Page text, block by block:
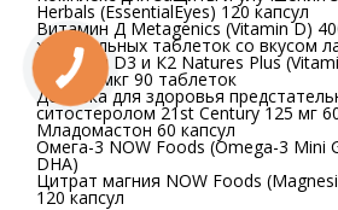
Herbals (EssentialEyes) 120 капсул
Витамин Д Metagenics (Vitamin D)
жевательных таблеток со вкусом
Витамин D3 и К2 Natures Plus
МЕ/120 мкг 90 таблеток
Добавка для здоровья
Младомастон 60 капсул
Омега-3 NOW Foods (Omega-3 Mini
DHA)
Цитрат магния NOW Foods
120 капсул